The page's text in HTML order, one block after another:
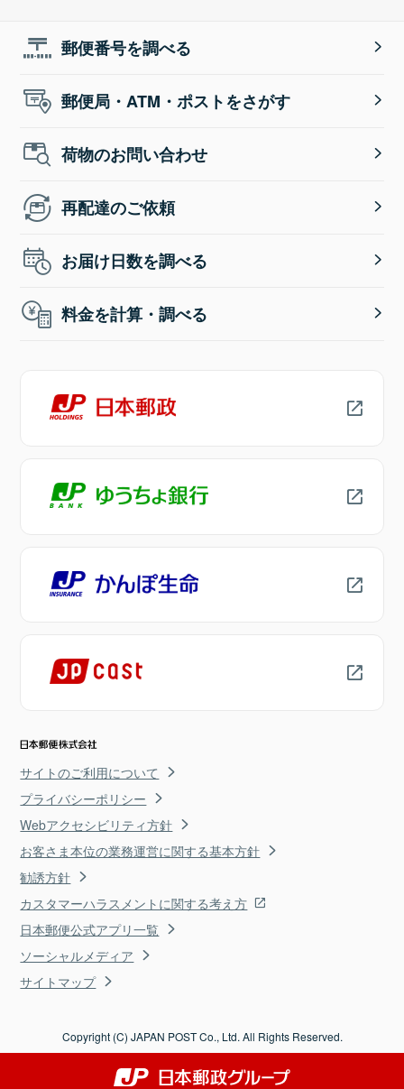
郵便番号を調べる
郵便局・ATM・ポストをさがす
荷物のお問い合わせ
再配達のご依頼
お届け日数を調べる
料金を計算・調べる
サイトのご利用について
プライバシーポリシー
Webアクセシビリティ方針
お客さま本位の業務運営に関する基本方針
勧誘方針
カスタマーハラスメントに関する考え方
日本郵便公式アプリ一覧
ソーシャルメディア
サイトマップ
Copyright (C) JAPAN POST Co., Ltd. All Rights Reserved.